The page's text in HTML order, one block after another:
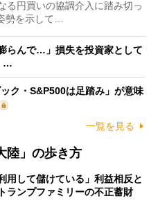
円買いの協調介入に踏み切っ
勢を示して…
らんで…」損失を投資家として
…
ク・S&P500は足踏み」が意味
一覧を見る
陸」の歩き方
用して儲けている」利益相反と
ランプファミリーの不正蓄財